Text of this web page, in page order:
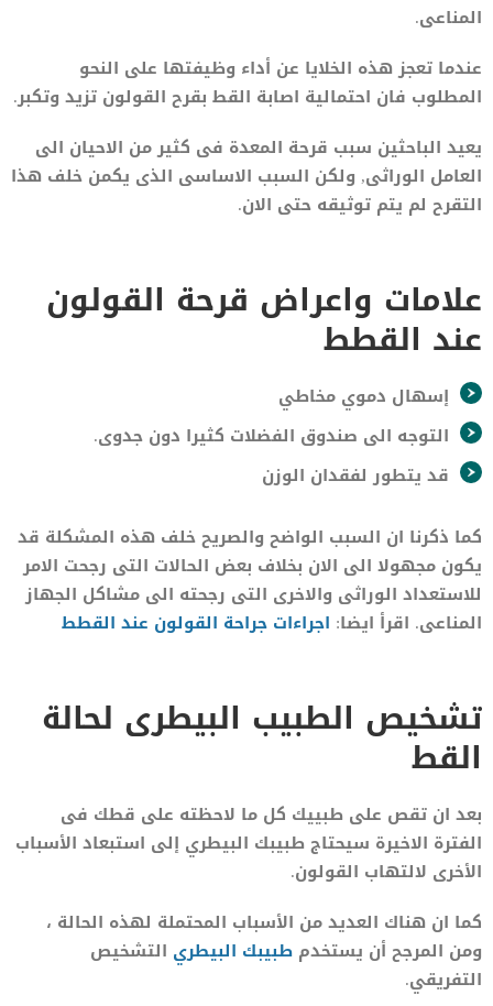
المناعى.
عندما تعجز هذه الخلايا عن أداء وظيفتها على النحو
المطلوب فان احتمالية اصابة القط بقرح القولون تزيد وتكبر.
يعيد الباحثين سبب قرحة المعدة فى كثير من الاحيان الى
العامل الوراثى, ولكن السبب الاساسى الذى يكمن خلف هذا
التقرح لم يتم توثيقه حتى الان.
علامات واعراض قرحة القولون
عند القطط
إسهال دموي مخاطي
التوجه الى صندوق الفضلات كثيرا دون جدوى.
قد يتطور لفقدان الوزن
كما ذكرنا ان السبب الواضح والصريح خلف هذه المشكلة قد
يكون مجهولا الى الان بخلاف بعض الحالات التى رجحت الامر
للاستعداد الوراثى والاخرى التى رجحته الى مشاكل الجهاز
المناعى. اقرأ ايضا: اجراءات جراحة القولون عند القطط
تشخيص الطبيب البيطرى لحالة
القط
بعد ان تقص على طبييك كل ما لاحظته على قطك فى
الفترة الاخيرة سيحتاج طبيبك البيطري إلى استبعاد الأسباب
الأخرى لالتهاب القولون.
كما ان هناك العديد من الأسباب المحتملة لهذه الحالة ،
ومن المرجح أن يستخدم طبيبك البيطري التشخيص
التفريقي.